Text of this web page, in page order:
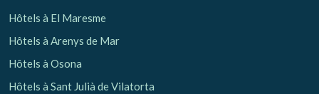
Hôtels à El Maresme
Hôtels à Arenys de Mar
Hôtels à Osona
Hôtels à Sant Julià de Vilatorta